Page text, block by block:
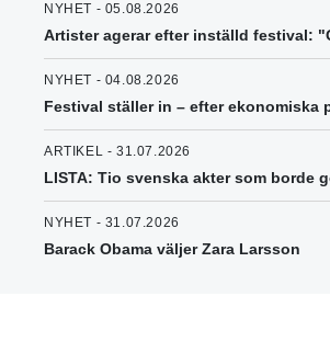
NYHET - 05.08.2026
Artister agerar efter inställd festival:
NYHET - 04.08.2026
Festival ställer in – efter ekonomiska
ARTIKEL - 31.07.2026
LISTA: Tio svenska akter som borde
NYHET - 31.07.2026
Barack Obama väljer Zara Larsson